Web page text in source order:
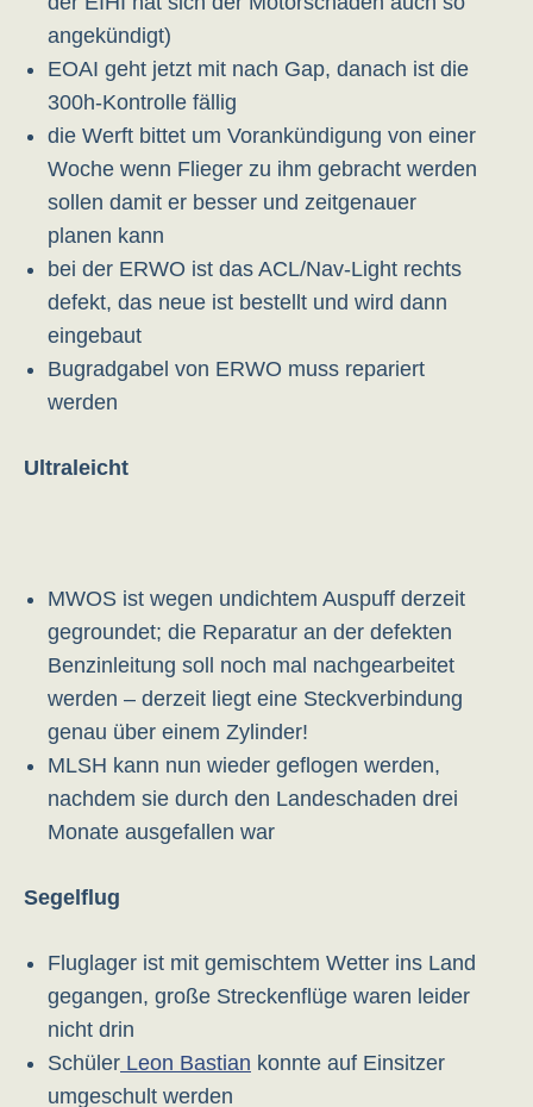
angekündigt)
EOAI geht jetzt mit nach Gap, danach ist die
300h-Kontrolle fällig
die Werft bittet um Vorankündigung von einer
Woche wenn Flieger zu ihm gebracht werden
sollen damit er besser und zeitgenauer
planen kann
bei der ERWO ist das ACL/Nav-Light rechts
defekt, das neue ist bestellt und wird dann
eingebaut
Bugradgabel von ERWO muss repariert
werden
Ultraleicht
MWOS ist wegen undichtem Auspuff derzeit
gegroundet; die Reparatur an der defekten
Benzinleitung soll noch mal nachgearbeitet
werden – derzeit liegt eine Steckverbindung
genau über einem Zylinder!
MLSH kann nun wieder geflogen werden,
nachdem sie durch den Landeschaden drei
Monate ausgefallen war
Segelflug
Fluglager ist mit gemischtem Wetter ins Land
gegangen, große Streckenflüge waren leider
nicht drin
Schüler Leon Bastian konnte auf Einsitzer
umgeschult werden